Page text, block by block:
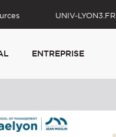
UNIV-LYON3.FR
ENTREPRISE